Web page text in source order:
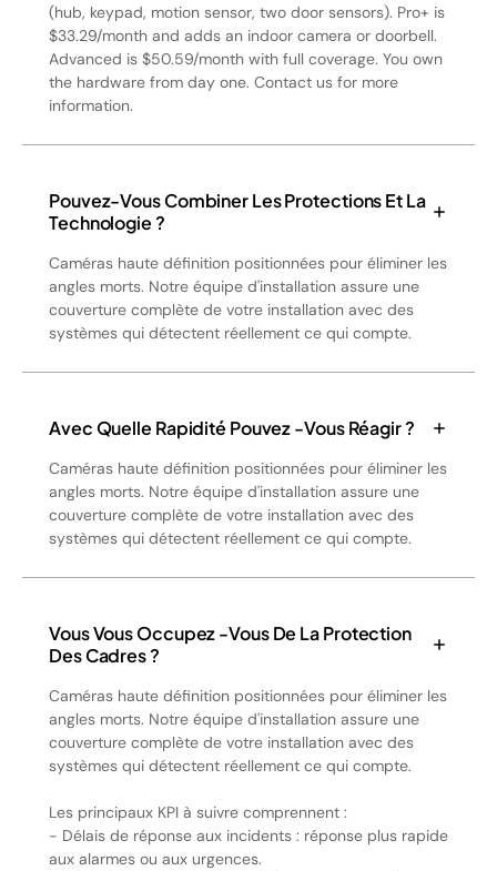
(hub, keypad, motion sensor, two door sensors). Pro+ is
$33.29/month and adds an indoor camera or doorbell.
Advanced is $50.59/month with full coverage. You own
the hardware from day one. Contact us for more
information.
Pouvez-Vous Combiner Les Protections Et La
Technologie ?
Caméras haute définition positionnées pour éliminer les
angles morts. Notre équipe d'installation assure une
couverture complète de votre installation avec des
systèmes qui détectent réellement ce qui compte.
Avec Quelle Rapidité Pouvez -vous Réagir ?
Caméras haute définition positionnées pour éliminer les
angles morts. Notre équipe d'installation assure une
couverture complète de votre installation avec des
systèmes qui détectent réellement ce qui compte.
Vous Vous Occupez -vous De La Protection
Des Cadres ?
Caméras haute définition positionnées pour éliminer les
angles morts. Notre équipe d'installation assure une
couverture complète de votre installation avec des
systèmes qui détectent réellement ce qui compte.
Les principaux KPI à suivre comprennent :
- Délais de réponse aux incidents : réponse plus rapide
aux alarmes ou aux urgences.